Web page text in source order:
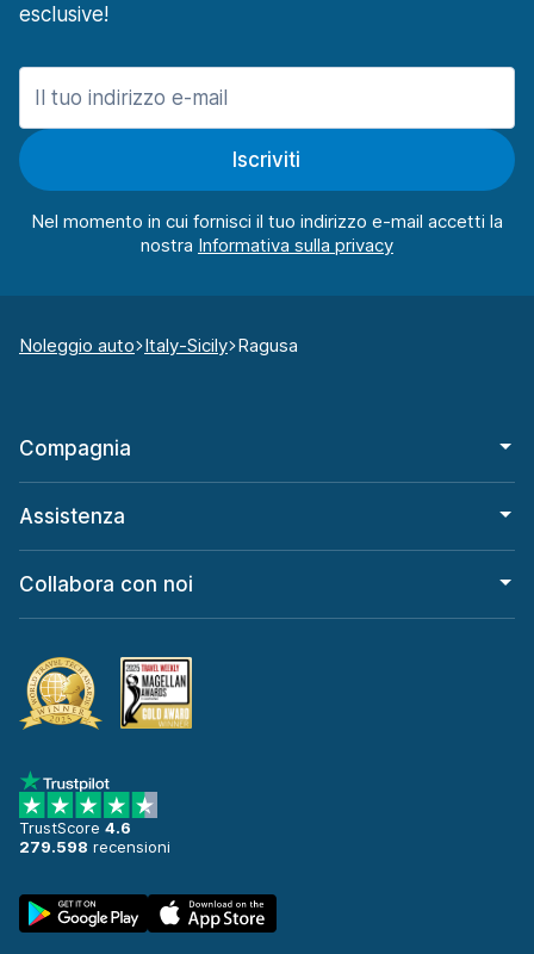
esclusive!
Iscriviti
Nel momento in cui fornisci il tuo indirizzo e-mail accetti la
nostra
Noleggio auto Italy-Sicily Ragusa
Compagnia
Assistenza
Collabora con noi
TrustScore 4.6
279.598 recensioni